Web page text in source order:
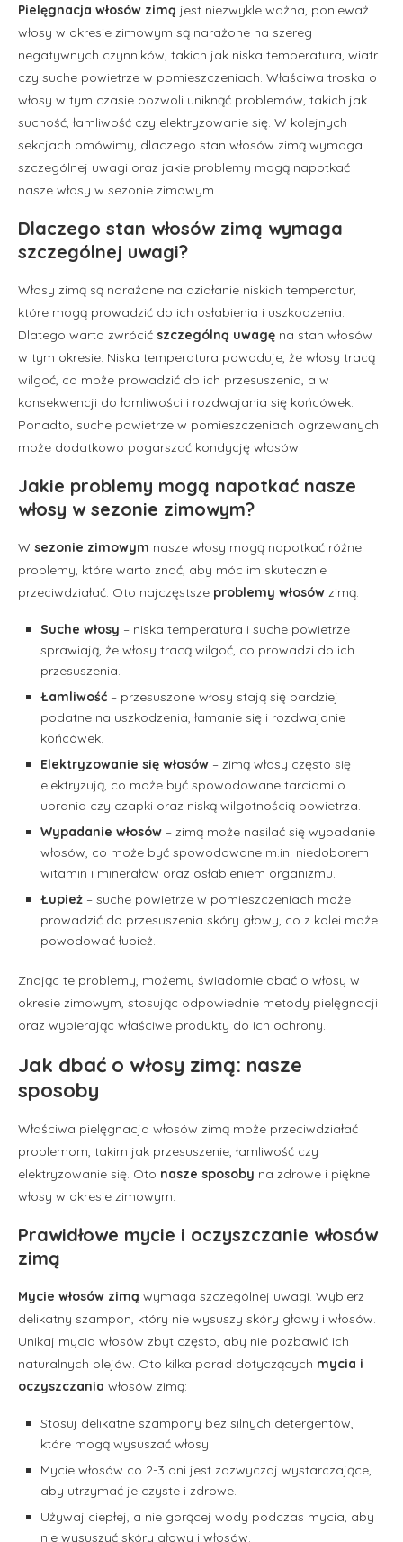
Pielęgnacja włosów zimą jest niezwykle ważna, ponieważ
włosy w okresie zimowym są narażone na szereg
negatywnych czynników, takich jak niska temperatura, wiatr
czy suche powietrze w pomieszczeniach. Właściwa troska o
włosy w tym czasie pozwoli uniknąć problemów, takich jak
suchość, łamliwość czy elektryzowanie się. W kolejnych
sekcjach omówimy, dlaczego stan włosów zimą wymaga
szczególnej uwagi oraz jakie problemy mogą napotkać
nasze włosy w sezonie zimowym.
Dlaczego stan włosów zimą wymaga
szczególnej uwagi?
Włosy zimą są narażone na działanie niskich temperatur,
które mogą prowadzić do ich osłabienia i uszkodzenia.
Dlatego warto zwrócić szczególną uwagę na stan włosów
w tym okresie. Niska temperatura powoduje, że włosy tracą
wilgoć, co może prowadzić do ich przesuszenia, a w
konsekwencji do łamliwości i rozdwajania się końcówek.
Ponadto, suche powietrze w pomieszczeniach ogrzewanych
może dodatkowo pogarszać kondycję włosów.
Jakie problemy mogą napotkać nasze
włosy w sezonie zimowym?
W sezonie zimowym nasze włosy mogą napotkać różne
problemy, które warto znać, aby móc im skutecznie
przeciwdziałać. Oto najczęstsze problemy włosów zimą:
Suche włosy – niska temperatura i suche powietrze
sprawiają, że włosy tracą wilgoć, co prowadzi do ich
przesuszenia.
Łamliwość – przesuszone włosy stają się bardziej
podatne na uszkodzenia, łamanie się i rozdwajanie
końcówek.
Elektryzowanie się włosów – zimą włosy często się
elektryzują, co może być spowodowane tarciami o
ubrania czy czapki oraz niską wilgotnością powietrza.
Wypadanie włosów – zimą może nasilać się wypadanie
włosów, co może być spowodowane m.in. niedoborem
witamin i minerałów oraz osłabieniem organizmu.
Łupież – suche powietrze w pomieszczeniach może
prowadzić do przesuszenia skóry głowy, co z kolei może
powodować łupież.
Znając te problemy, możemy świadomie dbać o włosy w
okresie zimowym, stosując odpowiednie metody pielęgnacji
oraz wybierając właściwe produkty do ich ochrony.
Jak dbać o włosy zimą: nasze
sposoby
Właściwa pielęgnacja włosów zimą może przeciwdziałać
problemom, takim jak przesuszenie, łamliwość czy
elektryzowanie się. Oto nasze sposoby na zdrowe i piękne
włosy w okresie zimowym:
Prawidłowe mycie i oczyszczanie włosów
zimą
Mycie włosów zimą wymaga szczególnej uwagi. Wybierz
delikatny szampon, który nie wysuszy skóry głowy i włosów.
Unikaj mycia włosów zbyt często, aby nie pozbawić ich
naturalnych olejów. Oto kilka porad dotyczących mycia i
oczyszczania włosów zimą:
Stosuj delikatne szampony bez silnych detergentów,
które mogą wysuszać włosy.
Mycie włosów co 2-3 dni jest zazwyczaj wystarczające,
aby utrzymać je czyste i zdrowe.
Używaj ciepłej, a nie gorącej wody podczas mycia, aby
nie wysuszyć skóry głowy i włosów.